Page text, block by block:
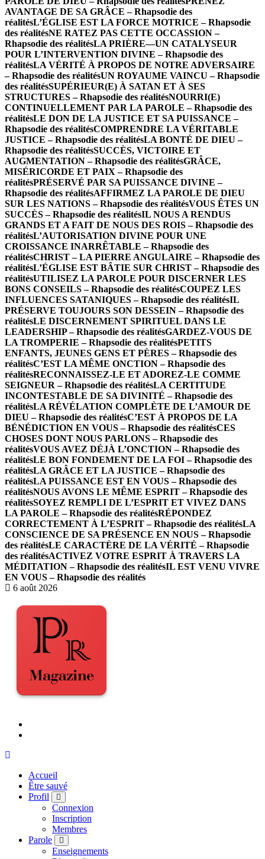
AVANTAGE DE SA GRÂCE – Rhapsodie des
réalitésL’ÉGLISE EST LA FORCE MOTRICE – Rhapsodie
des réalitésNE RATEZ PAS CETTE OCCASSION –
Rhapsodie des réalitésLA PRIÈRE—UN CATALYSEUR
POUR L’INTERVENTION DIVINE – Rhapsodie des
réalitésLA VÉRITÉ À PROPOS DE NOTRE ADVERSAIRE
– Rhapsodie des réalitésUN ROYAUME VAINCU – Rhapsodie
des réalitésSUPÉRIEUR(E) À SATAN ET À SES
STRUCTURES – Rhapsodie des réalitésNOURRI(E)
CONTINUELLEMENT PAR LA PAROLE – Rhapsodie des
réalitésLE DON DE LA JUSTICE ET SA PUISSANCE –
Rhapsodie des réalitésCOMPRENDRE LA VÉRITABLE
JUSTICE – Rhapsodie des réalitésLA BONTÉ DE DIEU –
Rhapsodie des réalitésSUCCÈS, VICTOIRE ET
AUGMENTATION – Rhapsodie des réalitésGRÂCE,
MISÉRICORDE ET PAIX – Rhapsodie des
réalitésPRÉSERVÉ PAR SA PUISSANCE DIVINE –
Rhapsodie des réalitésAFFIRMEZ LA PAROLE DE DIEU
SUR LES NATIONS – Rhapsodie des réalitésVOUS ÊTES UN
SUCCÈS – Rhapsodie des réalitésIL NOUS A RENDUS
GRANDS ET A FAIT DE NOUS DES ROIS – Rhapsodie des
réalitésL’AUTORISATION DIVINE POUR UNE
CROISSANCE INARRÊTABLE – Rhapsodie des
réalitésCHRIST – LA PIERRE ANGULAIRE – Rhapsodie des
réalitésL’ÉGLISE EST BÂTIE SUR CHRIST – Rhapsodie des
réalitésUTILISEZ LA PAROLE POUR DISCERNER LES
BONS CONSEILS – Rhapsodie des réalitésCOUPEZ LES
INFLUENCES SATANIQUES – Rhapsodie des réalitésIL
PRÉSERVE TOUJOURS SON DESSEIN – Rhapsodie des
réalitésLE DISCERNEMENT SPIRITUEL DANS LE
LEADERSHIP – Rhapsodie des réalitésGARDEZ-VOUS DE
LA TROMPERIE – Rhapsodie des réalitésPETITS
ENFANTS, JEUNES GENS ET PÈRES – Rhapsodie des
réalitésC’EST LA MÊME ONCTION – Rhapsodie des
réalitésRECONNAISSEZ-LE ET ADOREZ-LE COMME
SEIGNEUR – Rhapsodie des réalitésLA CERTITUDE
INCONTESTABLE DE SA DIVINITÉ – Rhapsodie des
réalitésLA RÉVÉLATION COMPLÈTE DE L’AMOUR DE
DIEU – Rhapsodie des réalitésC’EST À PROPOS DE LA
BÉNÉDICTION EN VOUS – Rhapsodie des réalitésCES
CHOSES DONT NOUS PARLONS – Rhapsodie des
réalitésVOUS AVEZ DÉJÀ L’ONCTION – Rhapsodie des
réalitésLE BON FONDEMENT DE LA FOI – Rhapsodie des
réalitésLA GRÂCE ET LA JUSTICE – Rhapsodie des
réalitésLA PUISSANCE EST EN VOUS – Rhapsodie des
réalitésNOUS AVONS LE MÊME ESPRIT – Rhapsodie des
réalitésSOYEZ REMPLI DE L’ESPRIT ET VIVEZ DANS
LA PAROLE – Rhapsodie des réalitésRÉPONDEZ
CORRECTEMENT À L’ESPRIT – Rhapsodie des réalitésLA
CONSCIENCE DE SA PRÉSENCE EN NOUS – Rhapsodie
des réalitésLE CARACTÈRE DE LA VÉRITÉ – Rhapsodie
des réalitésACTIVEZ VOTRE ESPRIT À TRAVERS LA
MÉDITATION – Rhapsodie des réalitésIL EST VENU VIVRE
EN VOUS – Rhapsodie des réalités
6 août 2026
Accueil
Être sauvé
Profil
Connexion
Inscription
Membres
Parole
Enseignements